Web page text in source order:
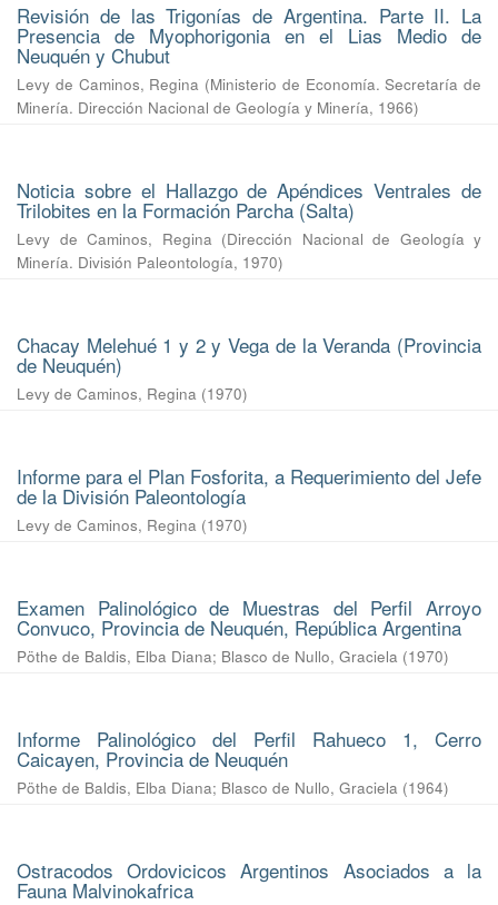
Revisión de las Trigonías de Argentina. Parte II. La
Presencia de Myophorigonia en el Lias Medio de
Neuquén y Chubut
Levy de Caminos, Regina (Ministerio de Economía. Secretaría de
Minería. Dirección Nacional de Geología y Minería, 1966)
Noticia sobre el Hallazgo de Apéndices Ventrales de
Trilobites en la Formación Parcha (Salta)
Levy de Caminos, Regina (Dirección Nacional de Geología y
Minería. División Paleontología, 1970)
Chacay Melehué 1 y 2 y Vega de la Veranda (Provincia
de Neuquén)
Levy de Caminos, Regina (1970)
Informe para el Plan Fosforita, a Requerimiento del Jefe
de la División Paleontología
Levy de Caminos, Regina (1970)
Examen Palinológico de Muestras del Perfil Arroyo
Convuco, Provincia de Neuquén, República Argentina
Pöthe de Baldis, Elba Diana; Blasco de Nullo, Graciela (1970)
Informe Palinológico del Perfil Rahueco 1, Cerro
Caicayen, Provincia de Neuquén
Pöthe de Baldis, Elba Diana; Blasco de Nullo, Graciela (1964)
Ostracodos Ordovicicos Argentinos Asociados a la
Fauna Malvinokafrica